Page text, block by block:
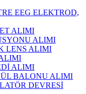
EEG ELEKTROD,
ALIMI
ALIMI
LENS ALIMI
ALIMI
BALONU ALIMI
DEVRESİ